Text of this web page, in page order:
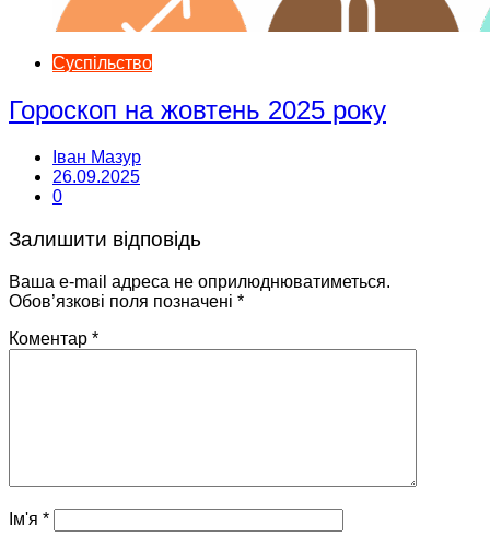
Суспільство
Гороскоп на жовтень 2025 року
Іван Мазур
26.09.2025
0
Залишити відповідь
Ваша e-mail адреса не оприлюднюватиметься.
Обов’язкові поля позначені *
Коментар *
Ім'я *